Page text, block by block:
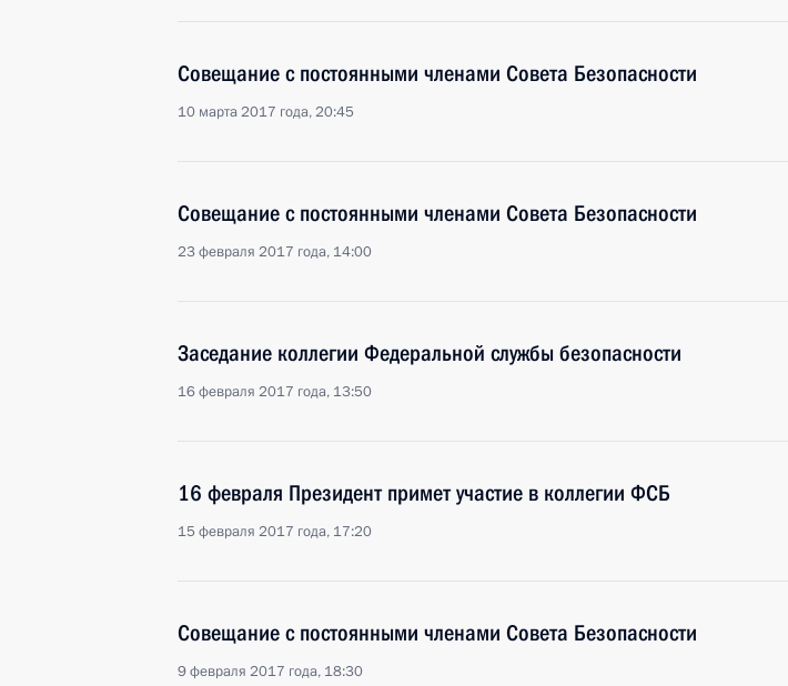
Совещание с постоянными членами Совета Безопасности
10 марта 2017 года, 20:45
Совещание с постоянными членами Совета Безопасности
23 февраля 2017 года, 14:00
Заседание коллегии Федеральной службы безопасности
16 февраля 2017 года, 13:50
16 февраля Президент примет участие в коллегии ФСБ
15 февраля 2017 года, 17:20
Совещание с постоянными членами Совета Безопасности
9 февраля 2017 года, 18:30